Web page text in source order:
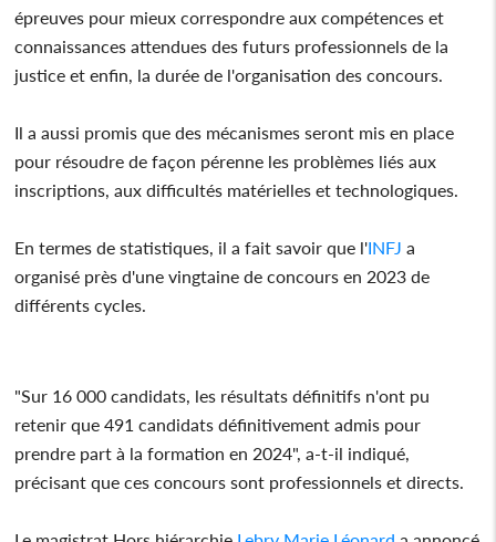
épreuves pour mieux correspondre aux compétences et
connaissances attendues des futurs professionnels de la
justice et enfin, la durée de l'organisation des concours.
Il a aussi promis que des mécanismes seront mis en place
pour résoudre de façon pérenne les problèmes liés aux
inscriptions, aux difficultés matérielles et technologiques.
En termes de statistiques, il a fait savoir que l'INFJ a
organisé près d'une vingtaine de concours en 2023 de
différents cycles.
"Sur 16 000 candidats, les résultats définitifs n'ont pu
retenir que 491 candidats définitivement admis pour
prendre part à la formation en 2024", a-t-il indiqué,
précisant que ces concours sont professionnels et directs.